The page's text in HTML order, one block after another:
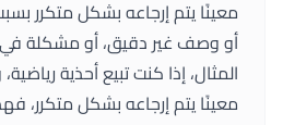
معينًا يتم إرجاعه بشكل متكرر
أو وصف غير دقيق، أو مشكلة
المثال، إذا كنت تبيع أحذية
معينًا يتم إرجاعه بشكل متكرر،